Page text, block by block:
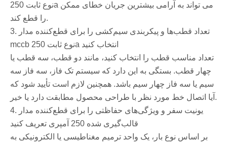
نوع ثابت 250a می تواند به آرامی بیشترین جریان خطای ممکن
را قطع کند.
3. تعداد قطب‌ها و پیکربندی سیم‌کشی را برای قطع‌کننده مدار
mccb نوع ثابت 250a انتخاب کنید
تعداد مناسب قطب را انتخاب کنید، مانند دو قطب، سه قطب یا
چهار قطب. بستگی به این دارد که سیستم تک فاز، سه فاز سه
سیم یا سه فاز چهار سیم باشد. همچنین لازم است تأیید شود که
آیا اتصال خط مورد نظر با طراحی محصول مطابقت دارد یا خیر.
4. یونیت سفر و ویژگی‌های حفاظتی را برای قطع‌کننده مدار
قالب‌گیری شده 250 آمپری تعریف کنید
بر اساس نوع بار، یک واحد ترمیم مغناطیسی یا الکترونیکی به